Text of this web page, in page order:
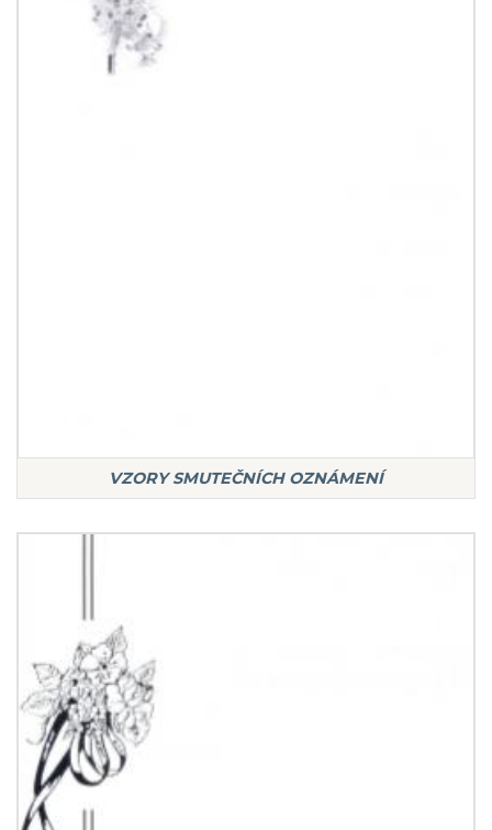
VZORY SMUTEČNÍCH OZNÁMENÍ